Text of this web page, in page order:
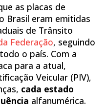
as placas de
Brasil eram emitidas
de Trânsito
Federação, seguindo
o país. Com a
para a atual,
Veicular (PIV),
cada estado
alfanumérica.